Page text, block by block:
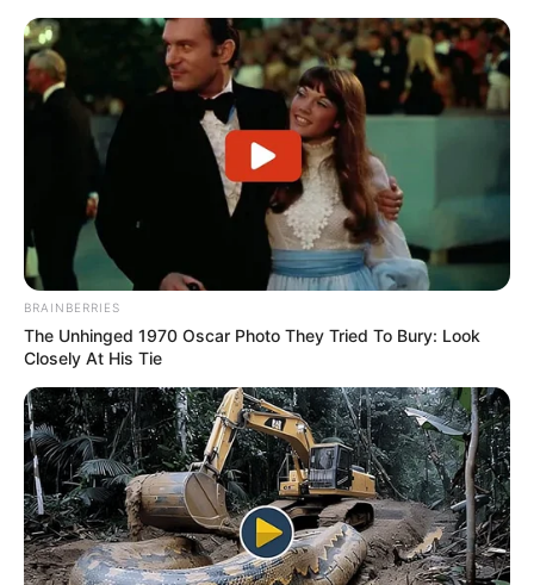
Tampil Lebih Modern, 7 Potret
Hasil Renovasi Rumah Berusia
90 Tahun
BRAINBERRIES
The Unhinged 1970 Oscar Photo They Tried To Bury: Look
Closely At His Tie